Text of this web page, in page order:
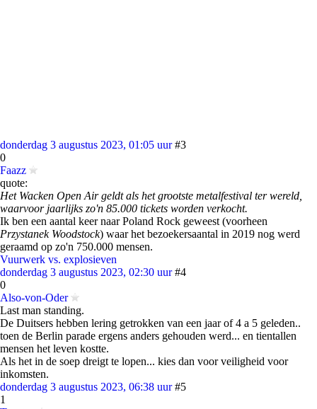
donderdag 3 augustus 2023, 01:05 uur #3
0
Faazz
quote:
Het Wacken Open Air geldt als het grootste metalfestival ter wereld,
waarvoor jaarlijks zo'n 85.000 tickets worden verkocht.
Ik ben een aantal keer naar Poland Rock geweest (voorheen
Przystanek Woodstock) waar het bezoekersaantal in 2019 nog werd
geraamd op zo'n 750.000 mensen.
Vuurwerk vs. explosieven
donderdag 3 augustus 2023, 02:30 uur #4
0
Also-von-Oder
Last man standing.
De Duitsers hebben lering getrokken van een jaar of 4 a 5 geleden..
toen de Berlin parade ergens anders gehouden werd... en tientallen
mensen het leven kostte.
Als het in de soep dreigt te lopen... kies dan voor veiligheid voor
inkomsten.
donderdag 3 augustus 2023, 06:38 uur #5
1